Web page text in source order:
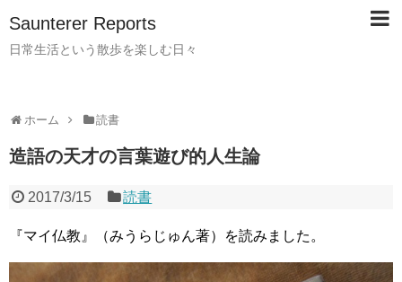
Saunterer Reports
日常生活という散歩を楽しむ日々
ホーム 読書
造語の天才の言葉遊び的人生論
2017/3/15 読書
『マイ仏教』（みうらじゅん著）を読みました。